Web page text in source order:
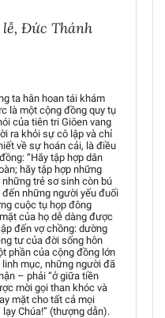
Đức Thánh
ta hân hoan tái khám
là một cộng đồng quy tụ
của tiên tri Giôen vang
ra khỏi sự cô lập và chỉ
về sự hoán cải, là điều
“Hãy tập hợp dân
hãy tập hợp những
trẻ sơ sinh còn bú
đến những người yếu đuối
cuộc tụ họp đông
của họ dễ dàng được
đến vợ chồng: dường
tư của đời sống hôn
phần của cộng đồng lớn
mục, những người đã
– phải “ở giữa tiền
mời gọi than khóc và
mặt cho tất cả mọi
Chúa!” (thượng dẫn).